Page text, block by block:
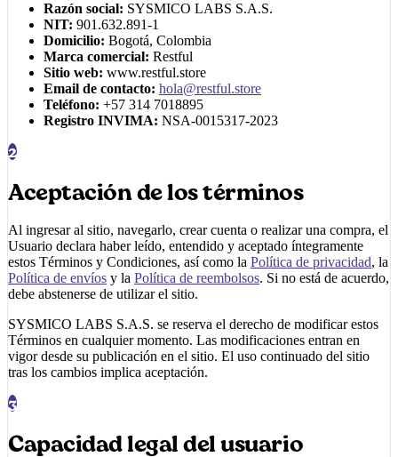
Razón social: SYSMICO LABS S.A.S.
NIT: 901.632.891-1
Domicilio: Bogotá, Colombia
Marca comercial: Restful
Sitio web: www.restful.store
Email de contacto: hola@restful.store
Teléfono: +57 314 7018895
Registro INVIMA: NSA-0015317-2023
2
Aceptación de los términos
Al ingresar al sitio, navegarlo, crear cuenta o realizar una compra, el
Usuario declara haber leído, entendido y aceptado íntegramente
estos Términos y Condiciones, así como la Política de privacidad, la
Política de envíos y la Política de reembolsos. Si no está de acuerdo,
debe abstenerse de utilizar el sitio.
SYSMICO LABS S.A.S. se reserva el derecho de modificar estos
Términos en cualquier momento. Las modificaciones entran en
vigor desde su publicación en el sitio. El uso continuado del sitio
tras los cambios implica aceptación.
3
Capacidad legal del usuario